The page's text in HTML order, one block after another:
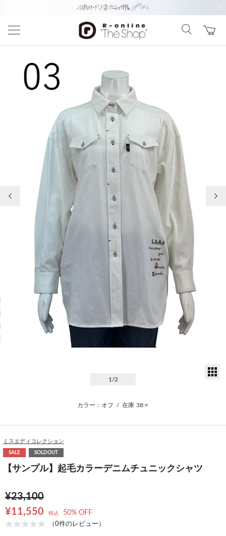
1 /2
カラー：オフ / 在庫 38:×
ミスエディコレクション
SALE SOLDOUT
【サンプル】起毛カラーデニムチュニックシャツ
¥23,100
¥11,550
税込 50% OFF
（0件のレビュー）